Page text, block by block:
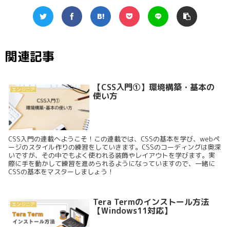
関連記事
エンジニア 【CSS入門①】環境構築・基本の
使い方
CSS入門の連載へようこそ！この連載では、CSSの基本を学び、webペ
ージのスタイル作りの練習をしていきます。CSSのコーディングは奥深
いですが、その中でもよく使われる装飾やレイアウトを学びます。実
際に手を動かして練習を進められるようになっていますので、一緒に
CSSの基本をマスターしましょう！
エンジニア Tera Termのインストール方法
【Windows11対応】